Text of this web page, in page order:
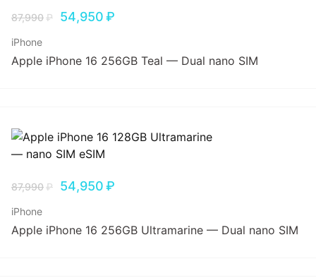
87,990₽ 54,950₽
iPhone
Apple iPhone 16 256GB Teal — Dual nano SIM
87,990₽ 54,950₽
iPhone
Apple iPhone 16 256GB Ultramarine — Dual nano SIM